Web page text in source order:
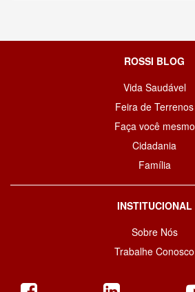
ROSSI BLOG
Vida Saudável
Feira de Terrenos
Faça você mesmo
Cidadania
Família
INSTITUCIONAL
Sobre Nós
Trabalhe Conosco